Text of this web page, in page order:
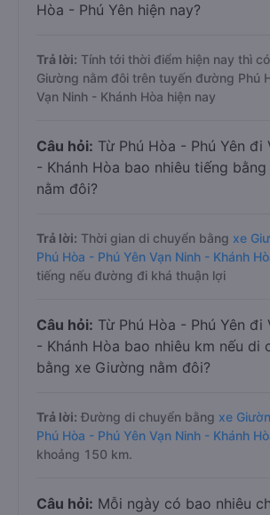
Hòa - Phú Yên hiện nay?
Trả lời: Tính tới thời điểm hiện nay thì
Giường nằm đôi trên tuyến đường Phú
Vạn Ninh - Khánh Hòa hiện nay
Câu hỏi: Từ Phú Hòa - Phú Yên đi
- Khánh Hòa bao nhiêu tiếng
nằm đôi?
Trả lời: Thời gian di chuyển bằng xe
Phú Hòa - Phú Yên Vạn Ninh - Khánh
tiếng nếu đường đi khá thuận lợi
Câu hỏi: Từ Phú Hòa - Phú Yên đi
- Khánh Hòa bao nhiêu km nếu di
bằng xe Giường nằm đôi?
Trả lời: Đường di chuyển bằng xe
Phú Hòa - Phú Yên Vạn Ninh - Khánh
khoảng 150 km.
Câu hỏi: Mỗi ngày có bao nhiêu